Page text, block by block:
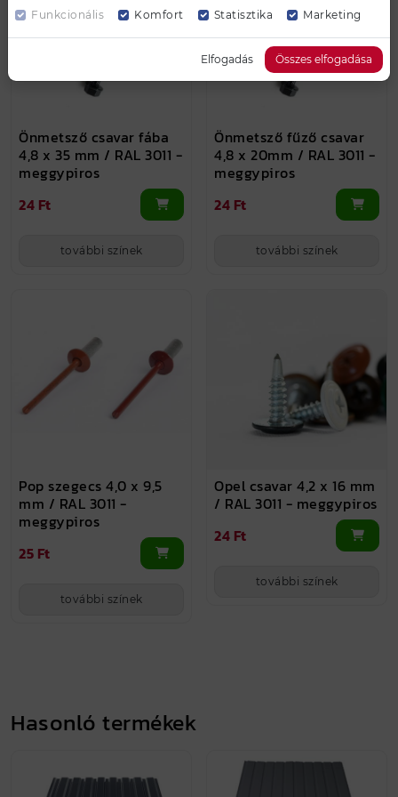
Önmetsző csavar fába
4,8 x 35 mm / RAL 3011 -
meggypiros
24 Ft
további színek
Önmetsző fűző csavar
4,8 x 20mm / RAL 3011 -
meggypiros
24 Ft
további színek
Pop szegecs 4,0 x 9,5
mm / RAL 3011 -
meggypiros
25 Ft
további színek
Opel csavar 4,2 x 16 mm
/ RAL 3011 - meggypiros
24 Ft
további színek
Hasonló termékek
Funkcionális Komfort Statisztika Marketing
Elfogadás Összes elfogadása